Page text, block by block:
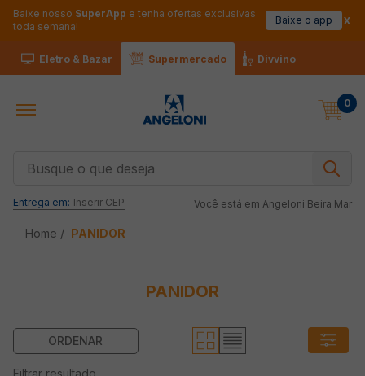
Baixe nosso SuperApp e tenha ofertas exclusivas
toda semana!
Baixe o app
Eletro & Bazar Supermercado Divvino
0
Você está em Angeloni Beira Mar
Entrega em: Inserir CEP
PANIDOR
PANIDOR